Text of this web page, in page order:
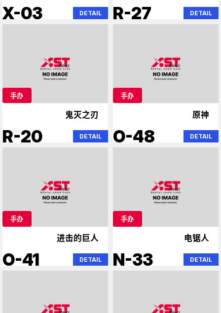
X-03 DETAIL
北斗神拳
R-27 DETAIL
手办
鬼灭之刃
R-20 DETAIL
手办
原神
O-48 DETAIL
手办
进击的巨人
O-41 DETAIL
手办
电锯人
N-33 DETAIL